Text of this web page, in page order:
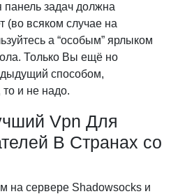
панель задач должна
(во всяком случае на
а “особым” ярлыком
Только Вы ещё но
способом,
и не надо.
Vpn Для
В Странах со
на сервере Shadowsocks и